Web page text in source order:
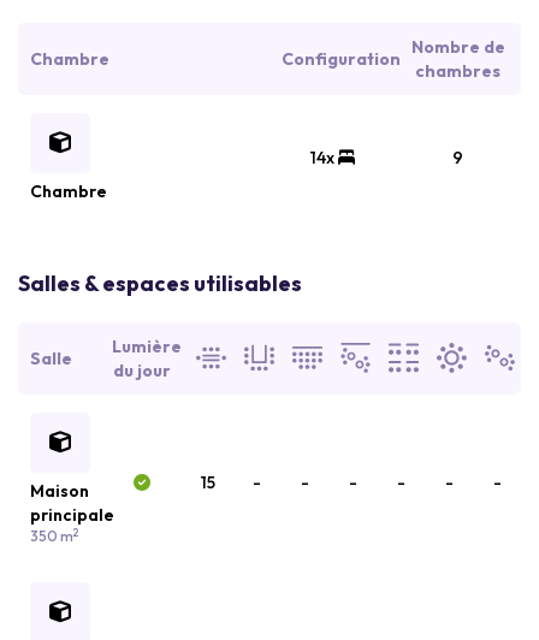
Chambre Configuration
Nombre de
chambres
Chambre
14x 9
Salles & espaces utilisables
Salle
Lumière
du jour
Maison
principale
350 m2
15 - - - - - -